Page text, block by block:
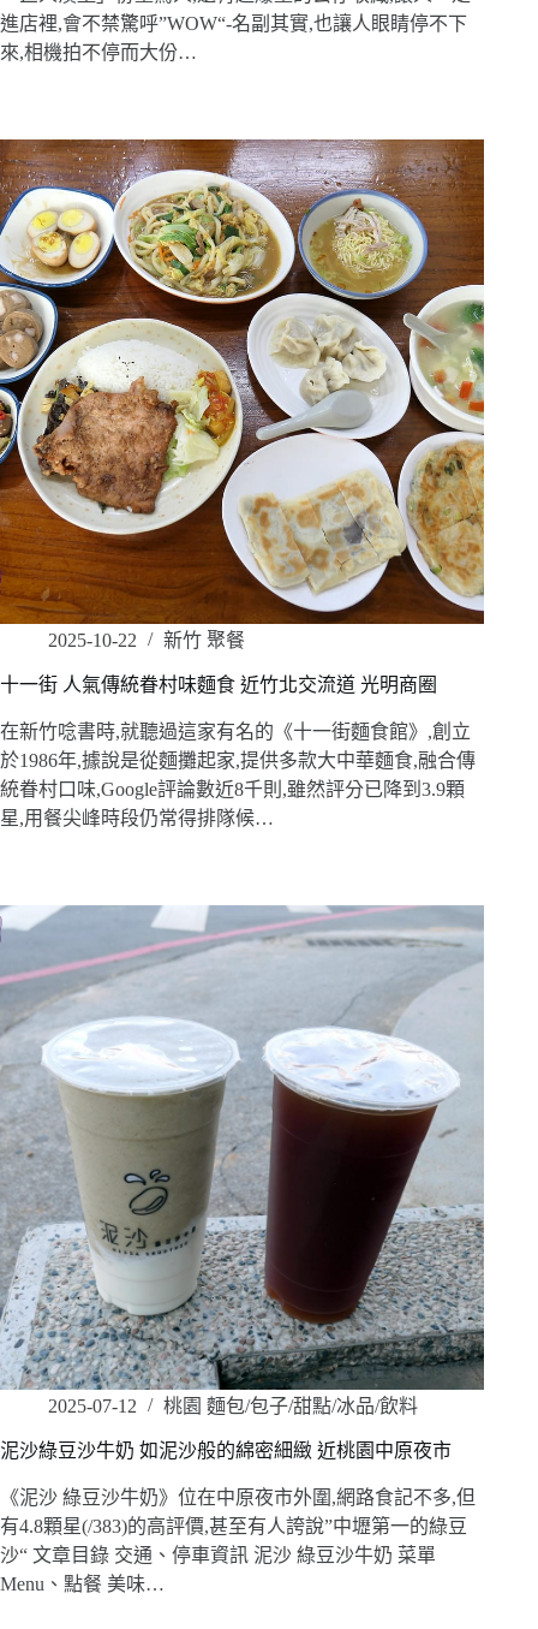
進店裡,會不禁驚呼”WOW“-名副其實,也讓人眼睛停不下
來,相機拍不停而大份…
2025-10-22 新竹 聚餐
十一街 人氣傳統眷村味麵食 近竹北交流道 光明商圈
在新竹唸書時,就聽過這家有名的《十一街麵食館》,創立
於1986年,據說是從麵攤起家,提供多款大中華麵食,融合傳
統眷村口味,Google評論數近8千則,雖然評分已降到3.9顆
星,用餐尖峰時段仍常得排隊候…
2025-07-12 桃園 麵包/包子/甜點/冰品/飲料
泥沙綠豆沙牛奶 如泥沙般的綿密細緻 近桃園中原夜市
《泥沙 綠豆沙牛奶》位在中原夜市外圍,網路食記不多,但
有4.8顆星(/383)的高評價,甚至有人誇說”中壢第一的綠豆
沙“ 文章目錄 交通、停車資訊 泥沙 綠豆沙牛奶 菜單
Menu、點餐 美味…